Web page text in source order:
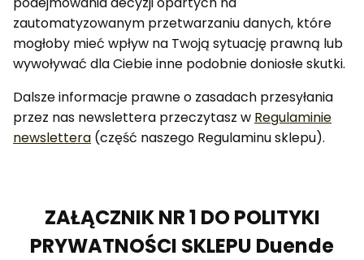
zautomatyzowanym przetwarzaniu danych, które
mogłoby mieć wpływ na Twoją sytuację prawną lub
wywoływać dla Ciebie inne podobnie doniosłe skutki.
Dalsze informacje prawne o zasadach przesyłania
przez nas newslettera przeczytasz w Regulaminie
newslettera (część naszego Regulaminu sklepu).
ZAŁĄCZNIK NR 1 DO POLITYKI
PRYWATNOŚCI SKLEPU Duende